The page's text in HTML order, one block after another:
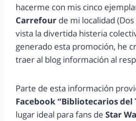
hacerme con mis cinco
Carrefour de mi localidad
vista la divertida histeria
generado esta promoción, he
traer al blog información al
Parte de esta información
Facebook “Bibliotecarios del
lugar ideal para fans de Star